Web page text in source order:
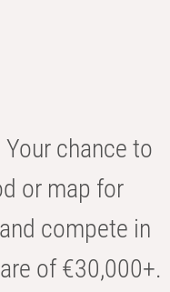
chance to
or map for
compete in
of €30,000+.